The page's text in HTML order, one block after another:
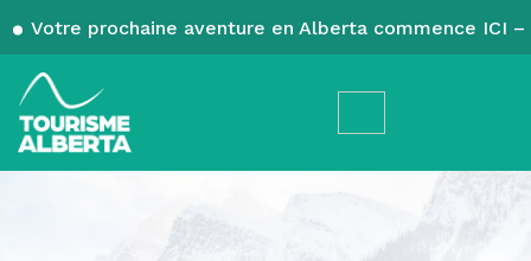
Votre prochaine aventure en Alberta commence ICI